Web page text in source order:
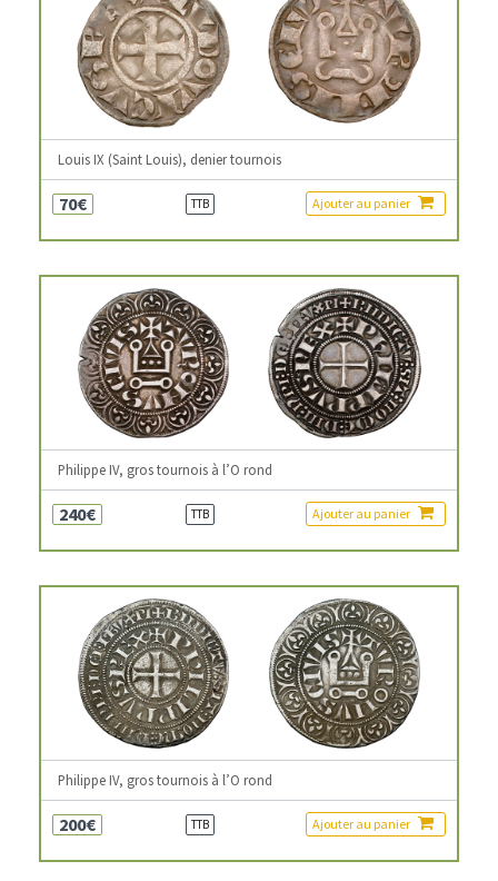
Louis IX (Saint Louis), denier tournois
70€ TTB Ajouter au panier
Philippe IV, gros tournois à l’O rond
240€ TTB Ajouter au panier
Philippe IV, gros tournois à l’O rond
200€ TTB Ajouter au panier